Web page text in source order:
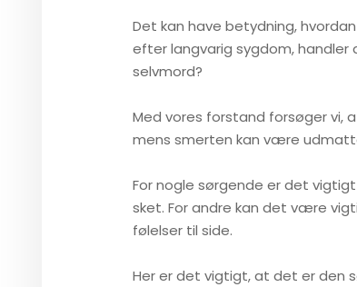
​Det kan have betydning,
efter langvarig sygdom, handler
selvmord?​
Med vores forstand forsøger vi,
mens smerten kan være
For nogle sørgende er det
sket. For andre kan det være
følelser til side.
Her er det vigtigt, at det er den